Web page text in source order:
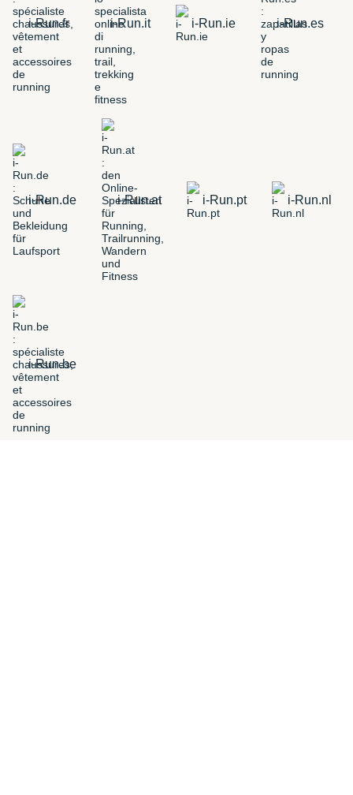
i-Run.fr i-Run.it i-Run.ie i-Run.es
i-Run.de i-Run.at i-Run.pt i-Run.nl
i-Run.be